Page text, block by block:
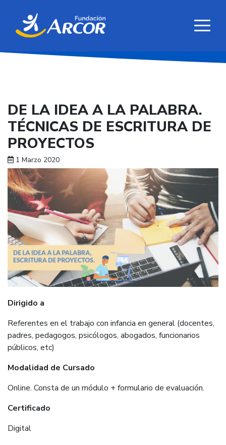
DE LA IDEA A LA PALABRA.
TÉCNICAS DE ESCRITURA DE
PROYECTOS
1 Marzo 2020
Dirigido a
Referentes en el trabajo con infancia en general (docentes,
padres, pedagogos, psicólogos, abogados, funcionarios
públicos, etc)
Modalidad de Cursado
Online. Consta de un módulo + formulario de evaluación.
Certificado
Digital